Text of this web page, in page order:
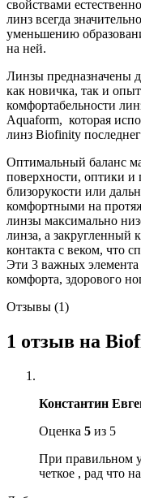
свойствами
линз всегда
уменьшению
на ней.
Линзы предназначены
как новичка, так и
комфортабельности
Aquaform, которая
линз Biofinity
Оптимальный баланс
поверхности, оптики и
близорукости или
комфортными на
линзы максимально
линза, а закругленный
контакта с веком, что
Эти 3 важных элемента
комфорта, здорового
Отзывы (1)
1 отзыв на
Константин
Оценка 5 из 5
При правильном
четкое , рад что